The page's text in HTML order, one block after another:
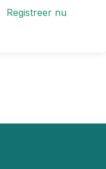
Registreer nu